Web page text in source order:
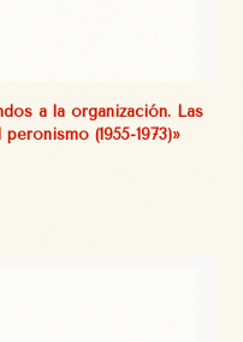
a la organización. Las
(1955-1973)»